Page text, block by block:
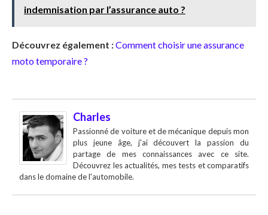
indemnisation par l’assurance auto ?
Découvrez également :Comment choisir une assurance
moto temporaire ?
Charles
Passionné de voiture et de mécanique depuis mon
plus jeune âge, j'ai découvert la passion du
partage de mes connaissances avec ce site.
Découvrez les actualités, mes tests et comparatifs
dans le domaine de l'automobile.